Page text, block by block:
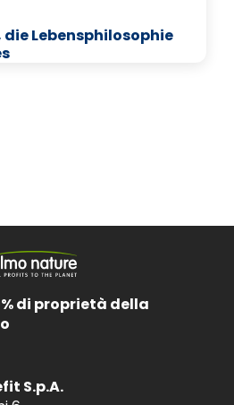
Lebensphilosophie
di proprietà della
S.p.A.